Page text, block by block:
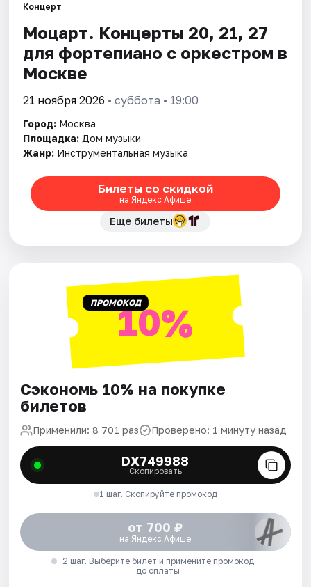
Концерт
Моцарт. Концерты 20, 21, 27
для фортепиано с оркестром в
Москве
21 ноября 2026 • суббота • 19:00
Город: Москва
Площадка: Дом музыки
Жанр: Инструментальная музыка
Билеты со скидкой
на Яндекс Афише
Еще билеты
ПРОМОКОД10%
Сэкономь 10% на покупке
билетов
Применили: 8 701 раз Проверено: 1 минуту назад
DX749988
Скопировать
1 шаг. Скопируйте промокод
от 700 ₽
на Яндекс Афише
2 шаг. Выберите билет и примените промокод
до оплаты